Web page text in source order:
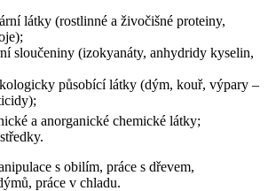
látky (rostlinné a živočišné proteiny,
sloučeniny (izokyanáty, anhydridy kyselin,
působící látky (dým, kouř, výpary –
a anorganické chemické látky;
s obilím, práce s dřevem,
práce v chladu.